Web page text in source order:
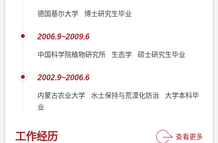
德国基尔大学 博士研究生毕业
2006.9~2009.6
中国科学院植物研究所 生态学 硕士研究生毕业
2002.9~2006.6
内蒙古农业大学 水土保持与荒漠化防治 大学本科毕
业
工作经历 查看更多